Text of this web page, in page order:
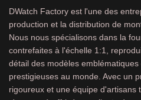
DWatch Factory est l'une des
production et la distribution de
Nous nous spécialisons dans la
contrefaites à l'échelle 1:1,
détail des modèles
prestigieuses au monde. Avec un
rigoureux et une équipe d'artisans